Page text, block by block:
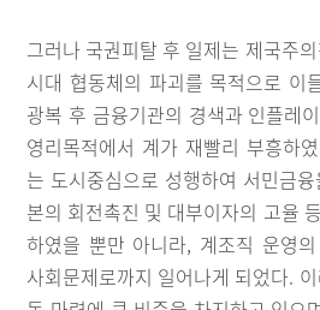
그러나 국권피탈 후 일제는 제국주
시대 협동체의 파괴를 목적으로 이
광복 후 금융기관의 경색과 인플레
영리목적에서 계가 재빨리 부흥하
는 도시중심으로 성행하여 서민금
본의 회전촉진 및 대부이자의 고율
하였을 뿐만 아니라, 계조직 운영
사회문제로까지 일어나게 되었다.